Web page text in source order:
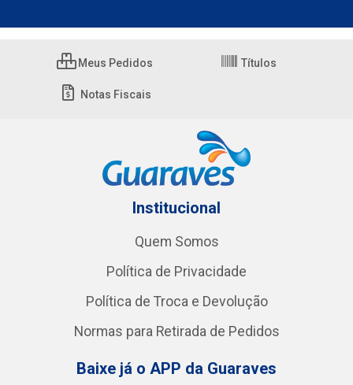
Meus Pedidos Títulos
Notas Fiscais
Institucional
Quem Somos
Política de Privacidade
Política de Troca e Devolução
Normas para Retirada de Pedidos
Baixe já o APP da Guaraves